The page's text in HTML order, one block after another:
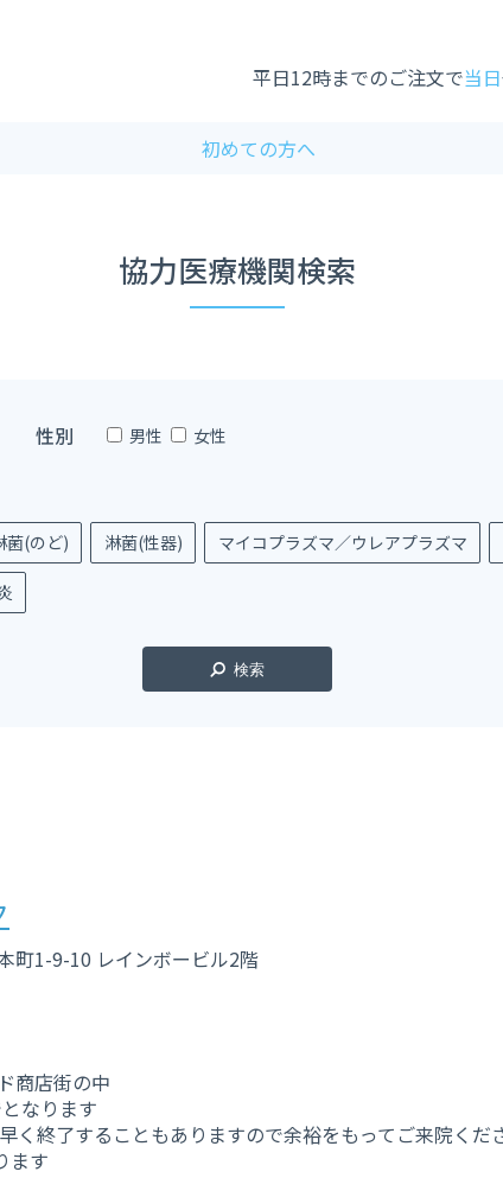
平日12時までのご注文で当日
初めての方へ
協力医療機関検索
性別 男性 女性
菌(のど) 淋菌(性器) マイコプラズマ／ウレアプラズマ
検索
町1-9-10 レインボービル2階
商店街の中
なります
く終了することもありますので余裕をもってご来院くだ
ます